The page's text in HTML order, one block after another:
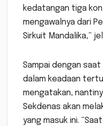
kedatangan tiga
mengawalnya dari
Sirkuit Mandalika,”
Sampai dengan
dalam keadaan
mengatakan,
Sekdenas akan
yang masuk ini.